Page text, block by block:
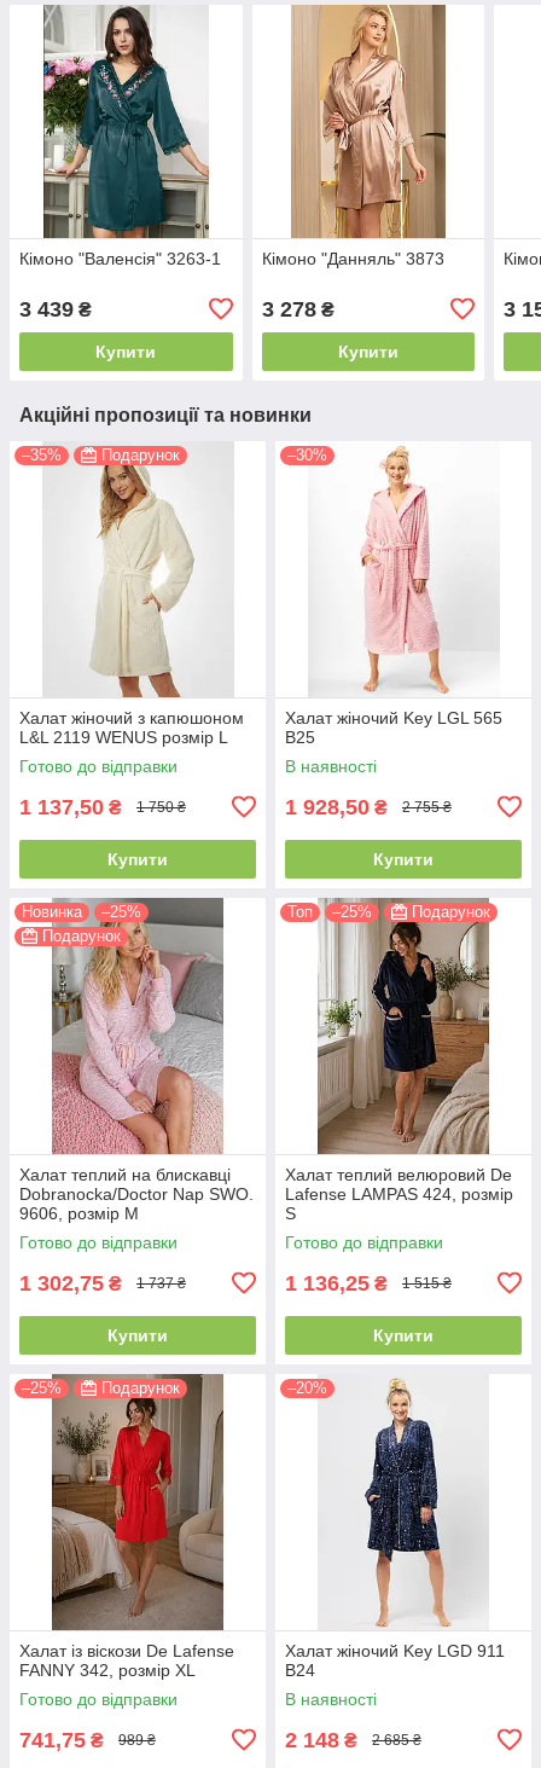
Кімоно "Валенсія" 3263-1
3 439 ₴
Купити
Кімоно "Данняль" 3873
3 278₴
Купити
3
Акційні пропозиції та новинки
–35% Подарунок
Халат жіночий з капюшоном
L&L 2119 WENUS розмір L
Готово до відправки
1 137,50 ₴ 1 750 ₴
Купити
–30%
Халат жіночий Key LGL 565
B25
В наявності
1 928,50 ₴ 2 755 ₴
Купити
Новинка
–25%
Подарунок
Халат теплий на блискавці
Dobranocka/Doctor Nap SWO.
9606, розмір М
Готово до відправки
1 302,75 ₴ 1 737 ₴
Купити
Топ –25% Подарунок
Халат теплий велюровий De
Lafense LAMPAS 424, розмір
S
Готово до відправки
1 136,25 ₴ 1 515 ₴
Купити
–25% Подарунок
Халат із віскози De Lafense
FANNY 342, розмір XL
Готово до відправки
741,75 ₴ 989 ₴
–20%
Халат жіночий Key LGD 911
B24
В наявності
2 148 ₴ 2 685 ₴